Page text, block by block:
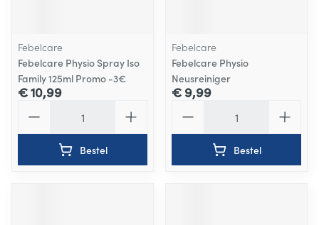
Febelcare
Febelcare Physio Spray Iso
Family 125ml Promo -3€
€ 10,99
Bestel
Febelcare
Febelcare Physio
Neusreiniger
€ 9,99
Bestel